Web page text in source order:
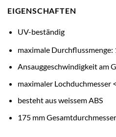
EIGENSCHAFTEN
UV-beständig
maximale Durchflussmenge:
Ansauggeschwindigkeit am
maximaler Lochduchmesser
besteht aus weissem ABS
175 mm Gesamtdurchmesser